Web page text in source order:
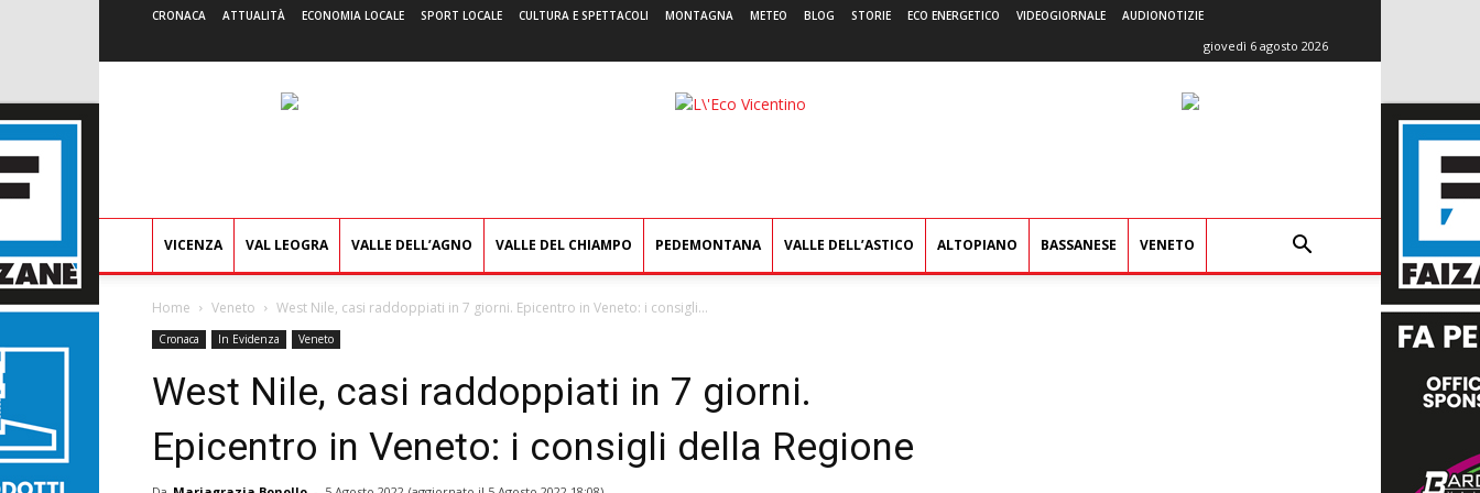
CRONACA ATTUALITÀ ECONOMIA LOCALE SPORT LOCALE CULTURA E SPETTACOLI MONTAGNA METEO BLOG STORIE ECO ENERGETICO VIDEOGIORNALE AUDIONOTIZIE
giovedì 6 agosto 2026
L'Eco
VICENZA VAL LEOGRA VALLE DELL’AGNO VALLE DEL CHIAMPO PEDEMONTANA VALLE DELL’ASTICO ALTOPIANO BASSANESE VENETO
Home Veneto West Nile, casi raddoppiati in 7 giorni. Epicentro in Veneto: i consigli...
Cronaca In Evidenza Veneto
West Nile, casi raddoppiati in 7 giorni.
Epicentro in Veneto: i consigli della Regione